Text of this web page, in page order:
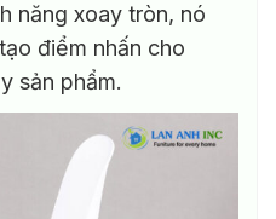
năng xoay tròn, nó
điểm nhấn cho
sản phẩm.